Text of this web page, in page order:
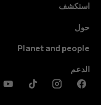
استكشف
حول
Planet and people
الدعم
Facebook
Instagram
Tiktok